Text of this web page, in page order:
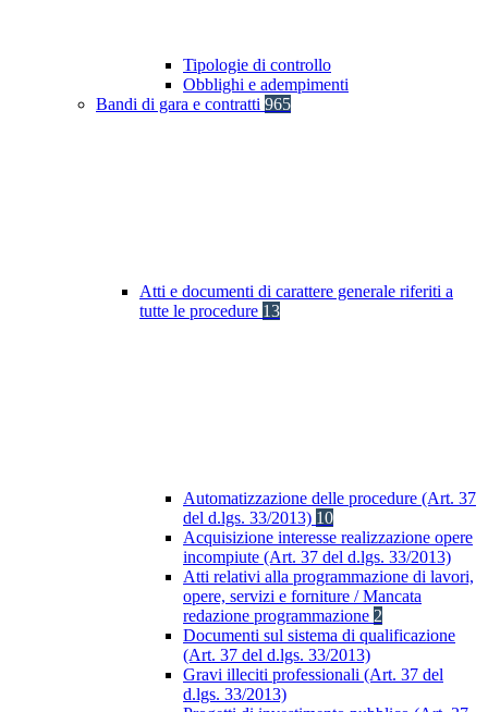
Tipologie di controllo
Obblighi e adempimenti
Bandi di gara e contratti 965
Atti e documenti di carattere generale riferiti a
tutte le procedure 13
Automatizzazione delle procedure (Art. 37
del d.lgs. 33/2013) 10
Acquisizione interesse realizzazione opere
incompiute (Art. 37 del d.lgs. 33/2013)
Atti relativi alla programmazione di lavori,
opere, servizi e forniture / Mancata
redazione programmazione 2
Documenti sul sistema di qualificazione
(Art. 37 del d.lgs. 33/2013)
Gravi illeciti professionali (Art. 37 del
d.lgs. 33/2013)